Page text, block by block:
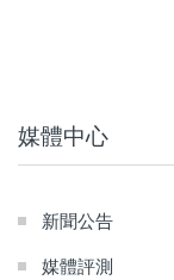
媒體中心
新聞公告
媒體評測